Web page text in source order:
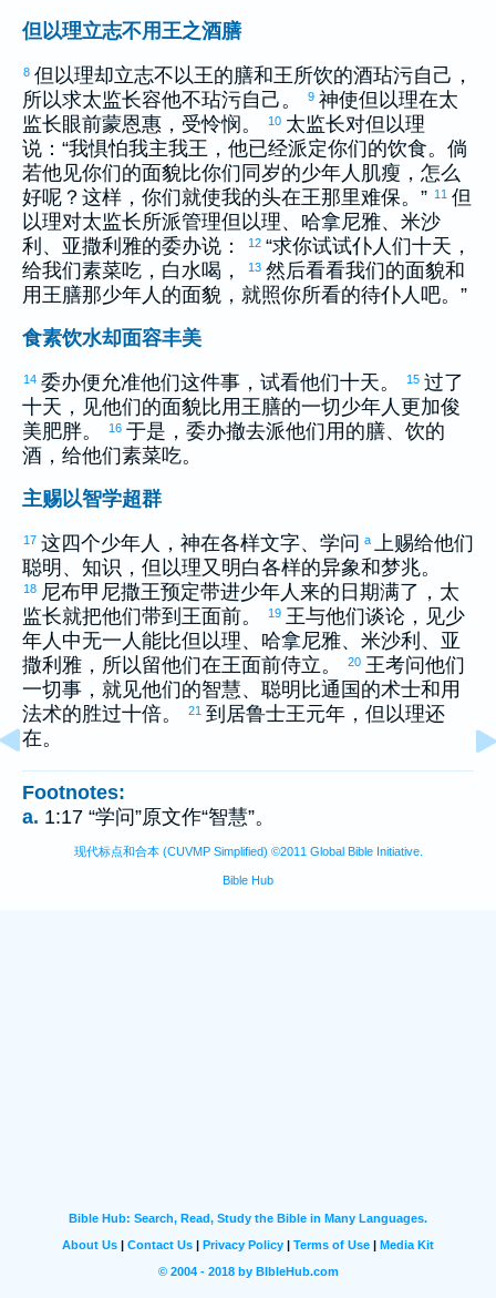
但以理立志不用王之酒膳
8 但以理却立志不以王的膳和王所饮的酒玷污自己，
所以求太监长容他不玷污自己。
9 神使但以理在太
监长眼前蒙恩惠，受怜悯。
10 太监长对但以理
说：“我惧怕我主我王，他已经派定你们的饮食。倘
若他见你们的面貌比你们同岁的少年人肌瘦，怎么
好呢？这样，你们就使我的头在王那里难保。” 11 但
以理对太监长所派管理但以理、 哈拿尼雅、 米沙
利 、 亚撒利雅的委办说： 12 “求你试试仆人们十天，
给我们素菜吃，白水喝，
13 然后看看我们的面貌和
用王膳那少年人的面貌，就照你所看的待仆人吧。”
食素饮水却面容丰美
14 委办便允准他们这件事，试看他们十天。 15 过了
十天，见他们的面貌比用王膳的一切少年人更加俊
美肥胖。
16 于是，委办撤去派他们用的膳、饮的
酒，给他们素菜吃。
主赐以智学超群
17 这四个少年人，神在各样文字、学问 a
上赐给他们
聪明、知识， 但以理又明白各样的异象和梦兆。
18 尼布甲尼撒王预定带进少年人来的日期满了，太
监长就把他们带到王面前。
19 王与他们谈论，见少
年人中无一人能比但以理、 哈拿尼雅、 米沙利 、 亚
撒利雅 ，所以留他们在王面前侍立。 20 王考问他们
一切事，就见他们的智慧、聪明比通国的术士和用
法术的胜过十倍。
21 到 居鲁士王元年， 但以理还
在。
Footnotes:
a. 1:17 “学问”原文作“智慧”。
现代标点和合本 (CUVMP Simplified) ©2011 Global Bible Initiative.
Bible Hub